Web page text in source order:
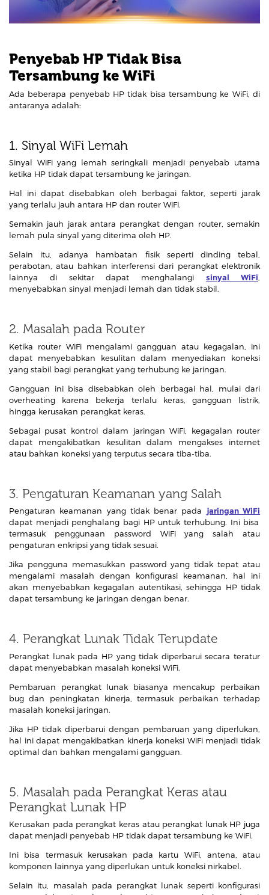
Penyebab HP Tidak Bisa
Tersambung ke WiFi
Ada beberapa penyebab HP tidak bisa tersambung ke WiFi, di
antaranya adalah:
1. Sinyal WiFi Lemah
Sinyal WiFi yang lemah seringkali menjadi penyebab utama
ketika HP tidak dapat tersambung ke jaringan.
Hal ini dapat disebabkan oleh berbagai faktor, seperti jarak
yang terlalu jauh antara HP dan router WiFi.
Semakin jauh jarak antara perangkat dengan router, semakin
lemah pula sinyal yang diterima oleh HP.
Selain itu, adanya hambatan fisik seperti dinding tebal,
perabotan, atau bahkan interferensi dari perangkat elektronik
lainnya di sekitar dapat menghalangisinyal WiFi,
menyebabkan sinyal menjadi lemah dan tidak stabil.
2. Masalah pada Router
Ketika router WiFi mengalami gangguan atau kegagalan, ini
dapat menyebabkan kesulitan dalam menyediakan koneksi
yang stabil bagi perangkat yang terhubung ke jaringan.
Gangguan ini bisa disebabkan oleh berbagai hal, mulai dari
overheating karena bekerja terlalu keras, gangguan listrik,
hingga kerusakan perangkat keras.
Sebagai pusat kontrol dalam jaringan WiFi, kegagalan router
dapat mengakibatkan kesulitan dalam mengakses internet
atau bahkan koneksi yang terputus secara tiba-tiba.
3. Pengaturan Keamanan yang Salah
Pengaturan keamanan yang tidak benar pada jaringan WiFi
dapat menjadi penghalang bagi HP untuk terhubung. Ini bisa
termasuk penggunaan password WiFi yang salah atau
pengaturan enkripsi yang tidak sesuai.
Jika pengguna memasukkan password yang tidak tepat atau
mengalami masalah dengan konfigurasi keamanan, hal ini
akan menyebabkan kegagalan autentikasi, sehingga HP tidak
dapat tersambung ke jaringan dengan benar.
4. Perangkat Lunak Tidak Terupdate
Perangkat lunak pada HP yang tidak diperbarui secara teratur
dapat menyebabkan masalah koneksi WiFi.
Pembaruan perangkat lunak biasanya mencakup perbaikan
bug dan peningkatan kinerja, termasuk perbaikan terhadap
masalah koneksi jaringan.
Jika HP tidak diperbarui dengan pembaruan yang diperlukan,
hal ini dapat mengakibatkan kinerja koneksi WiFi menjadi tidak
optimal dan bahkan mengalami gangguan.
5. Masalah pada Perangkat Keras atau
Perangkat Lunak HP
Kerusakan pada perangkat keras atau perangkat lunak HP juga
dapat menjadi penyebab HP tidak dapat tersambung ke WiFi.
Ini bisa termasuk kerusakan pada kartu WiFi, antena, atau
komponen lainnya yang diperlukan untuk koneksi nirkabel.
Selain itu, masalah pada perangkat lunak seperti konfigurasi